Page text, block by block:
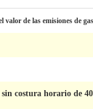
valor de las emisiones de
costura horario de